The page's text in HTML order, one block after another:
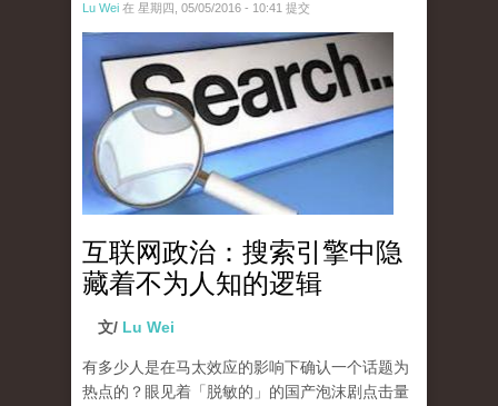
Lu Wei 在 星期四, 05/05/2016 - 10:41 提交
wen_tou_tu_3.jpeg
互联网政治：搜索引擎中隐
藏着不为人知的逻辑
文/ Lu Wei
有多少人是在马太效应的影响下确认一个话题为
热点的？眼见着「脱敏的」的国产泡沫剧点击量